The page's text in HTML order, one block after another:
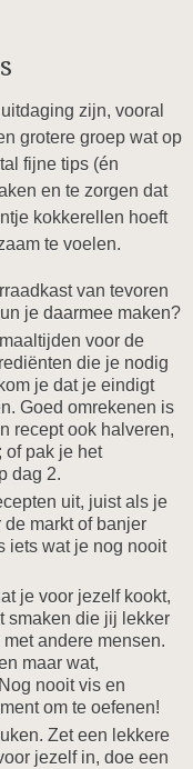
zijn, vooral
grotere groep wat op
fijne tips (én
en te zorgen dat
kokkerellen hoeft
te voelen.
van tevoren
je daarmee maken?
voor de
die je nodig
je dat je eindigt
Goed omrekenen is
recept ook halveren,
of pak je het
dag 2.
uit, juist als je
markt of banjer
iets wat je nog nooit
je voor jezelf kookt,
smaken die jij lekker
andere mensen.
maar wat,
nooit vis en
om te oefenen!
Zet een lekkere
jezelf in, doe een